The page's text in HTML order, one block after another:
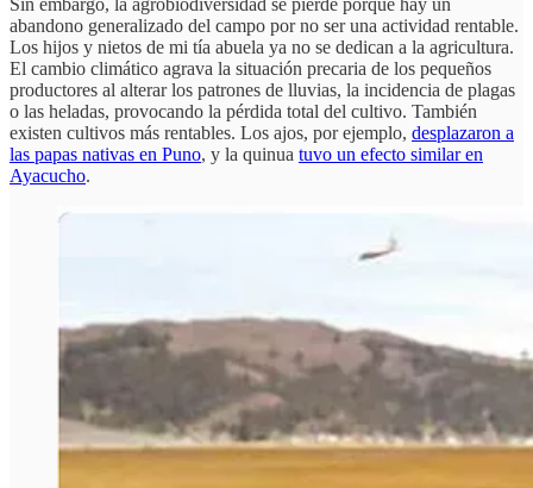
Sin embargo, la agrobiodiversidad se pierde porque hay un
abandono generalizado del campo por no ser una actividad rentable.
Los hijos y nietos de mi tía abuela ya no se dedican a la agricultura.
El cambio climático agrava la situación precaria de los pequeños
productores al alterar los patrones de lluvias, la incidencia de plagas
o las heladas, provocando la pérdida total del cultivo. También
existen cultivos más rentables. Los ajos, por ejemplo, desplazaron a
las papas nativas en Puno, y la quinua tuvo un efecto similar en
Ayacucho.